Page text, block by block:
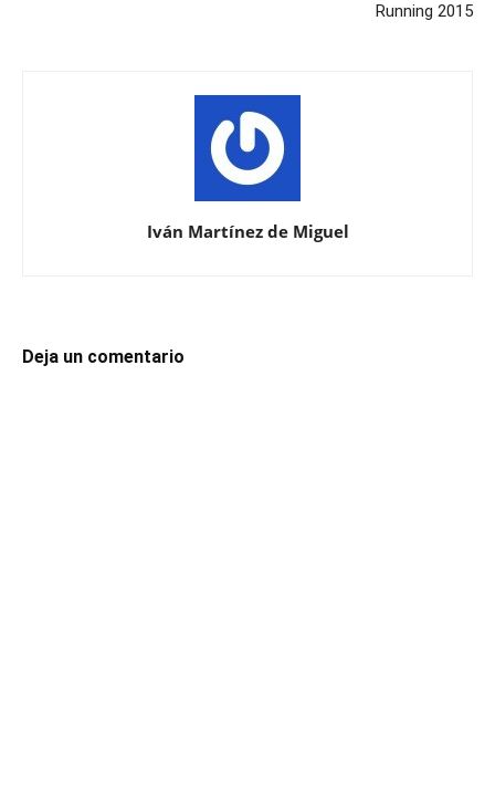
Running 2015
Iván Martínez de Miguel
Deja un comentario